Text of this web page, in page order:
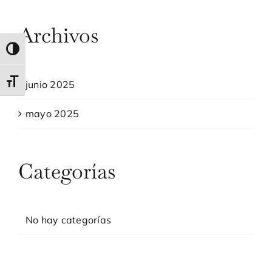
Alternar alto contraste
Alternar tamaño de letra
Archivos
junio 2025
mayo 2025
Categorías
No hay categorías